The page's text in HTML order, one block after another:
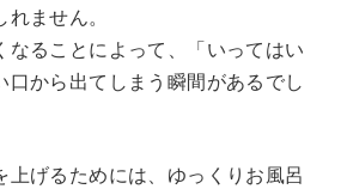
ません。
なることによって、「いってはい
口から出てしまう瞬間があるでし
上げるためには、ゆっくりお風呂